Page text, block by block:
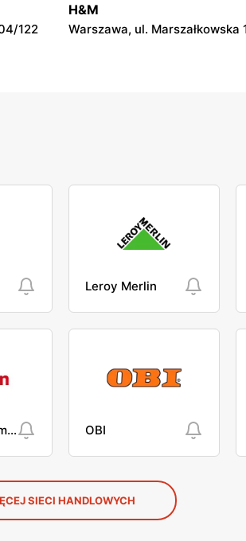
122
H&M
Warszawa, ul. Marszałkowska
Leroy Merlin
Auchan Hipermarket OBI
SIECI HANDLOWYCH